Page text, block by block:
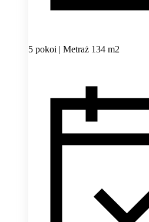
5 pokoi | Metraż 134 m2